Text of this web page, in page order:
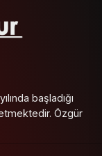
başladığı
Özgür